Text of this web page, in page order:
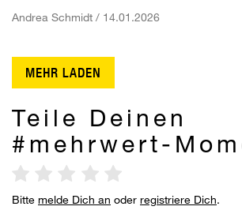
Andrea Schmidt / 14.01.2026
MEHR LADEN
Teile Deinen
#mehrwert-
Bitte melde Dich an oder registriere Dich.